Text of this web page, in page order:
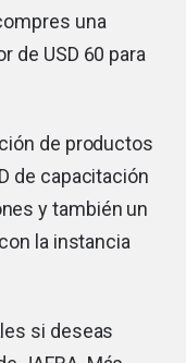
una
de USD 60 para
de productos
de capacitación
y también un
la instancia
si deseas